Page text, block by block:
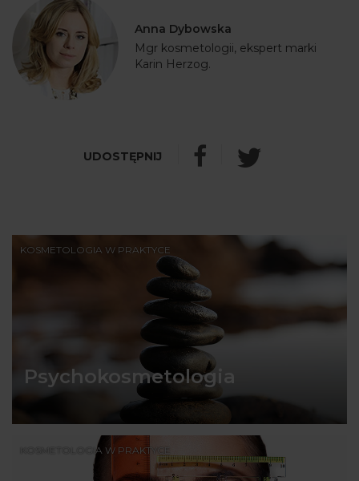
Anna Dybowska
Mgr kosmetologii, ekspert marki
Karin Herzog.
KOSMETOLOGIA W PRAKTYCE
Psychokosmetologia
KOSMETOLOGIA W PRAKTYCE